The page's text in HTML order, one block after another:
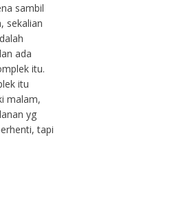
sambil
sekalian
ada
itu.
itu
malam,
yg
tapi